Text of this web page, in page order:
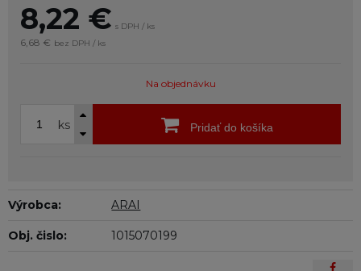
8,22 € s DPH / ks
6,68 € bez DPH / ks
Na objednávku
ks Pridať do košíka
Výrobca: ARAI
Obj. čislo: 1015070199